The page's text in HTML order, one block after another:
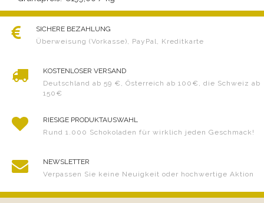
SICHERE BEZAHLUNG
Überweisung (Vorkasse), PayPal, Kreditkarte
KOSTENLOSER VERSAND
Deutschland ab 59 €, Österreich ab 100€, die Schweiz ab
150€
RIESIGE PRODUKTAUSWAHL
Rund 1.000 Schokoladen für wirklich jeden Geschmack!
NEWSLETTER
Verpassen Sie keine Neuigkeit oder hochwertige Aktion